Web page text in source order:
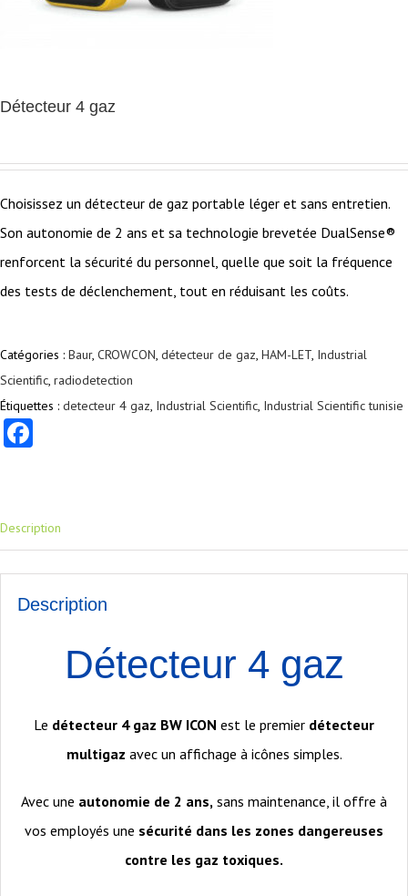
Détecteur 4 gaz
Choisissez un détecteur de gaz portable léger et sans entretien.
Son autonomie de 2 ans et sa technologie brevetée DualSense®
renforcent la sécurité du personnel, quelle que soit la fréquence
des tests de déclenchement, tout en réduisant les coûts.
Catégories : Baur, CROWCON, détecteur de gaz, HAM-LET, Industrial
Scientific, radiodetection
Étiquettes : detecteur 4 gaz, Industrial Scientific, Industrial Scientific tunisie
Description
Description
Détecteur 4 gaz
Le détecteur 4 gaz BW ICON est le premier détecteur
multigaz avec un affichage à icônes simples.
Avec une autonomie de 2 ans, sans maintenance, il offre à
vos employés une sécurité dans les zones dangereuses
contre les gaz toxiques.